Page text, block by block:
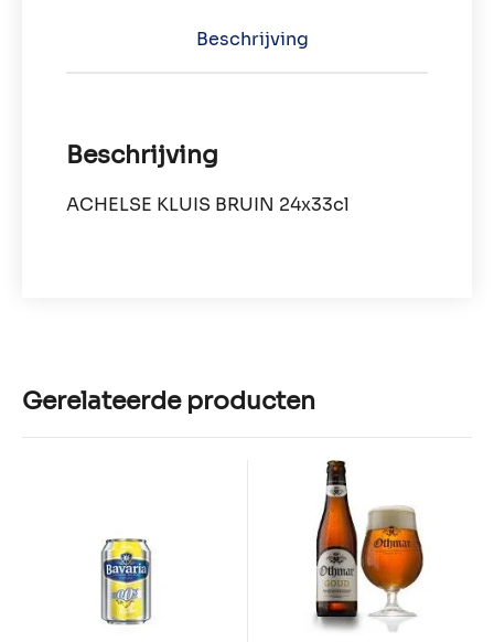
Beschrijving
Beschrijving
ACHELSE KLUIS BRUIN 24x33cl
Gerelateerde producten